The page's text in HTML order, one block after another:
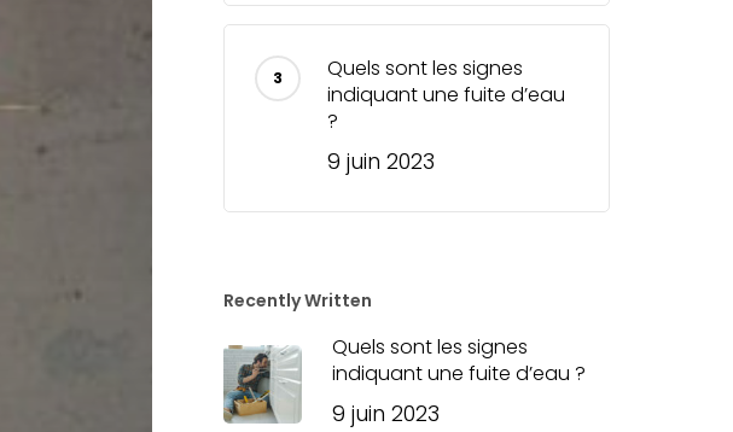
Quels sont les signes
indiquant une fuite d’eau
?
9 juin 2023
Recently Written
Quels sont les signes
indiquant une fuite d’eau ?
9 juin 2023